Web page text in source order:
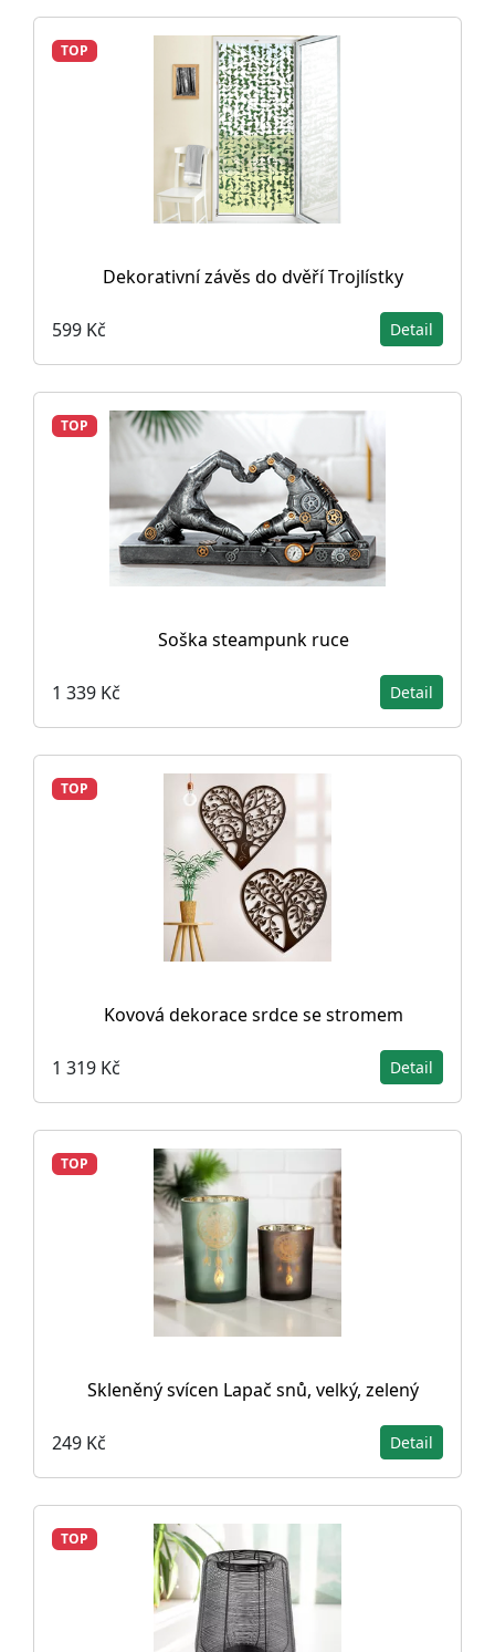
TOP
Dekorativní závěs do dvěří Trojlístky
599 Kč Detail
TOP
Soška steampunk ruce
1 339 Kč Detail
TOP
Kovová dekorace srdce se stromem
1 319 Kč Detail
TOP
Skleněný svícen Lapač snů, velký, zelený
249 Kč Detail
TOP